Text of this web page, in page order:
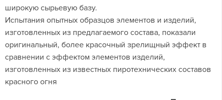
широкую сырьевую базу.
Испытания опытных образцов элементов и изделий,
изготовленных из предлагаемого состава, показали
оригинальный, более красочный зрелищный эффект в
сравнении с эффектом элементов изделий,
изготовленных из известных пиротехнических составов
красного огня